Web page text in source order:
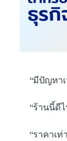
“มีปัญหาเ
“ร้านนี้ดี
“ราคาเท่